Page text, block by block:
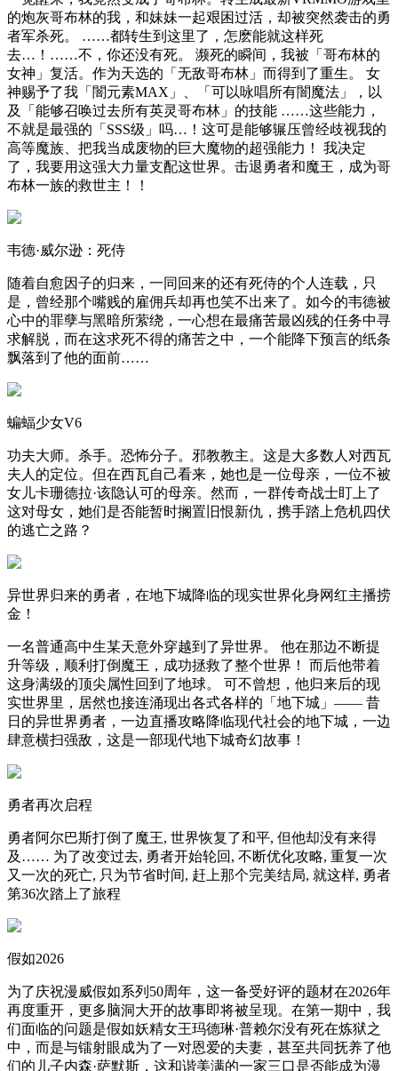
的炮灰哥布林的我，和妹妹一起艰困过活，却被突然袭击的勇
者军杀死。 ……都转生到这里了，怎麽能就这样死
去…！……不，你还没有死。 濒死的瞬间，我被「哥布林的
女神」复活。作为天选的「无敌哥布林」而得到了重生。 女
神赐予了我「闇元素MAX」、「可以咏唱所有闇魔法」，以
及「能够召唤过去所有英灵哥布林」的技能 ……这些能力，
不就是最强的「SSS级」吗…！这可是能够辗压曾经歧视我的
高等魔族、把我当成废物的巨大魔物的超强能力！ 我决定
了，我要用这强大力量支配这世界。击退勇者和魔王，成为哥
布林一族的救世主！！
韦德·威尔逊：死侍
随着自愈因子的归来，一同回来的还有死侍的个人连载，只
是，曾经那个嘴贱的雇佣兵却再也笑不出来了。如今的韦德被
心中的罪孽与黑暗所萦绕，一心想在最痛苦最凶残的任务中寻
求解脱，而在这求死不得的痛苦之中，一个能降下预言的纸条
飘落到了他的面前……
蝙蝠少女V6
功夫大师。杀手。恐怖分子。邪教教主。这是大多数人对西瓦
夫人的定位。但在西瓦自己看来，她也是一位母亲，一位不被
女儿卡珊德拉·该隐认可的母亲。然而，一群传奇战士盯上了
这对母女，她们是否能暂时搁置旧恨新仇，携手踏上危机四伏
的逃亡之路？
异世界归来的勇者，在地下城降临的现实世界化身网红主播捞
金！
一名普通高中生某天意外穿越到了异世界。 他在那边不断提
升等级，顺利打倒魔王，成功拯救了整个世界！ 而后他带着
这身满级的顶尖属性回到了地球。 可不曾想，他归来后的现
实世界里，居然也接连涌现出各式各样的「地下城」—— 昔
日的异世界勇者，一边直播攻略降临现代社会的地下城，一边
肆意横扫强敌，这是一部现代地下城奇幻故事！
勇者再次启程
勇者阿尔巴斯打倒了魔王, 世界恢复了和平, 但他却没有来得
及…… 为了改变过去, 勇者开始轮回, 不断优化攻略, 重复一次
又一次的死亡, 只为节省时间, 赶上那个完美结局, 就这样, 勇者
第36次踏上了旅程
假如2026
为了庆祝漫威假如系列50周年，这一备受好评的题材在2026年
再度重开，更多脑洞大开的故事即将被呈现。在第一期中，我
们面临的问题是假如妖精女王玛德琳·普赖尔没有死在炼狱之
中，而是与镭射眼成为了一对恩爱的夫妻，甚至共同抚养了他
们的儿子内森·萨默斯，这和谐美满的一家三口是否能成为漫